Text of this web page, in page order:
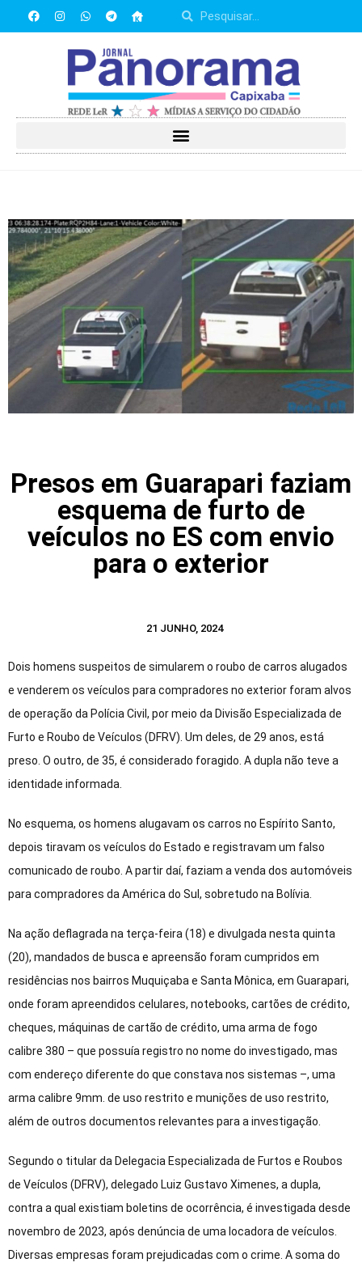
Presos em Guarapari faziam
esquema de furto de
veículos no ES com envio
para o exterior
21 JUNHO, 2024
Dois homens suspeitos de simularem o roubo de carros alugados
e venderem os veículos para compradores no exterior foram alvos
de operação da Polícia Civil, por meio da Divisão Especializada de
Furto e Roubo de Veículos (DFRV). Um deles, de 29 anos, está
preso. O outro, de 35, é considerado foragido. A dupla não teve a
identidade informada.
No esquema, os homens alugavam os carros no Espírito Santo,
depois tiravam os veículos do Estado e registravam um falso
comunicado de roubo. A partir daí, faziam a venda dos automóveis
para compradores da América do Sul, sobretudo na Bolívia.
Na ação deflagrada na terça-feira (18) e divulgada nesta quinta
(20), mandados de busca e apreensão foram cumpridos em
residências nos bairros Muquiçaba e Santa Mônica, em Guarapari,
onde foram apreendidos celulares, notebooks, cartões de crédito,
cheques, máquinas de cartão de crédito, uma arma de fogo
calibre 380 – que possuía registro no nome do investigado, mas
com endereço diferente do que constava nos sistemas –, uma
arma calibre 9mm. de uso restrito e munições de uso restrito,
além de outros documentos relevantes para a investigação.
Segundo o titular da Delegacia Especializada de Furtos e Roubos
de Veículos (DFRV), delegado Luiz Gustavo Ximenes, a dupla,
contra a qual existiam boletins de ocorrência, é investigada desde
novembro de 2023, após denúncia de uma locadora de veículos.
Diversas empresas foram prejudicadas com o crime. A soma do